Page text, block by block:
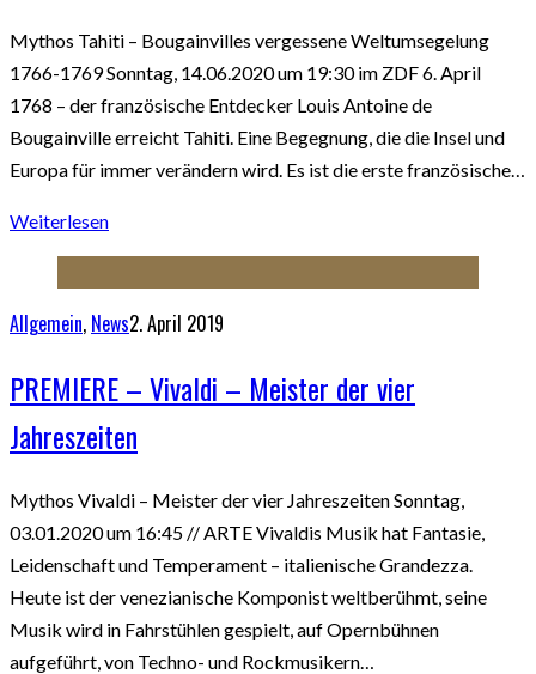
Mythos Tahiti – Bougainvilles vergessene Weltumsegelung
1766-1769 Sonntag, 14.06.2020 um 19:30 im ZDF 6. April
1768 – der französische Entdecker Louis Antoine de
Bougainville erreicht Tahiti. Eine Begegnung, die die Insel und
Europa für immer verändern wird. Es ist die erste französische…
Weiterlesen
Allgemein, News2. April 2019
PREMIERE – Vivaldi – Meister der vier
Jahreszeiten
Mythos Vivaldi – Meister der vier Jahreszeiten Sonntag,
03.01.2020 um 16:45 // ARTE Vivaldis Musik hat Fantasie,
Leidenschaft und Temperament – italienische Grandezza.
Heute ist der venezianische Komponist weltberühmt, seine
Musik wird in Fahrstühlen gespielt, auf Opernbühnen
aufgeführt, von Techno- und Rockmusikern…